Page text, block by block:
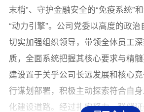
末梢”、守护金融安全的“免疫系统”
“动力引擎”。公司党委以高度的政治
切实加强组织领导，带领全体员工
质，全面系统把握其核心要求与精
建设置于关乎公司长远发展和核心
行谋划部署，积极主动探索符合自
化建设道路。经过扎实努力，联储